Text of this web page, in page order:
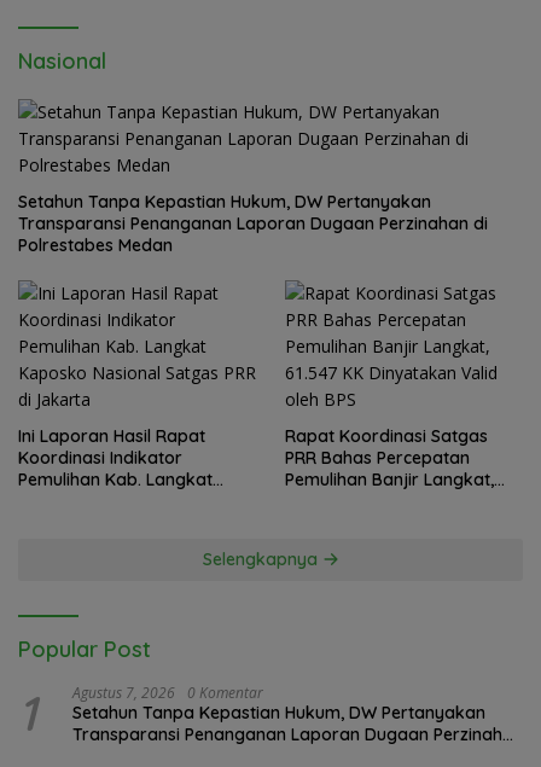
Nasional
Setahun Tanpa Kepastian Hukum, DW Pertanyakan
Transparansi Penanganan Laporan Dugaan Perzinahan di
Polrestabes Medan
Ini Laporan Hasil Rapat
Koordinasi Indikator
Pemulihan Kab. Langkat
Rapat Koordinasi Satgas
PRR Bahas Percepatan
Pemulihan Banjir Langkat,
Selengkapnya
Popular Post
1 Agustus 7, 2026 0 Komentar
Setahun Tanpa Kepastian Hukum, DW Pertanyakan
Transparansi Penanganan Laporan Dugaan Perzinahan